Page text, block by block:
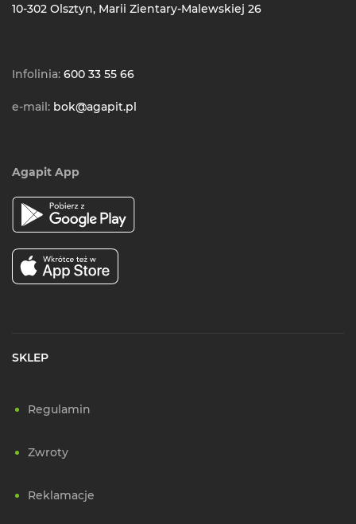
10-302 Olsztyn, Marii Zientary-Malewskiej 26
Infolinia: 600 33 55 66
e-mail: bok@agapit.pl
Agapit App
SKLEP
Regulamin
Zwroty
Reklamacje